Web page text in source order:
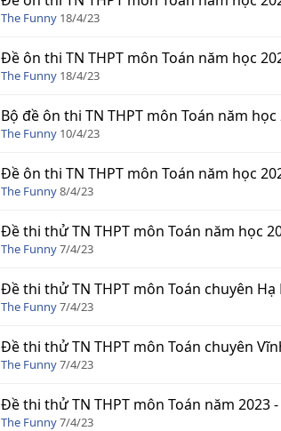
The Funny 18/4/23
Đề ôn thi TN THPT môn Toán năm học
The Funny 18/4/23
Bộ đề ôn thi TN THPT môn Toán năm
The Funny 10/4/23
Đề ôn thi TN THPT môn Toán năm học
The Funny8/4/23
Đề thi thử TN THPT môn Toán năm học
The Funny7/4/23
Đề thi thử TN THPT môn Toán chuyên
The Funny7/4/23
Đề thi thử TN THPT môn Toán chuyên
The Funny7/4/23
Đề thi thử TN THPT môn Toán năm 2023
The Funny7/4/23